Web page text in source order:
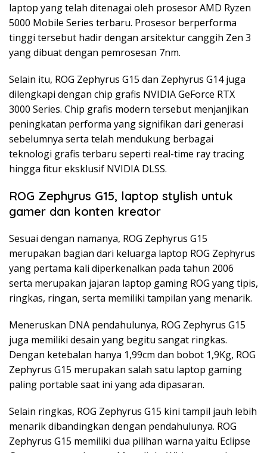
laptop yang telah ditenagai oleh prosesor AMD Ryzen
5000 Mobile Series terbaru. Prosesor berperforma
tinggi tersebut hadir dengan arsitektur canggih Zen 3
yang dibuat dengan pemrosesan 7nm.
Selain itu, ROG Zephyrus G15 dan Zephyrus G14 juga
dilengkapi dengan chip grafis NVIDIA GeForce RTX
3000 Series. Chip grafis modern tersebut menjanjikan
peningkatan performa yang signifikan dari generasi
sebelumnya serta telah mendukung berbagai
teknologi grafis terbaru seperti real-time ray tracing
hingga fitur eksklusif NVIDIA DLSS.
ROG Zephyrus G15, laptop stylish untuk
gamer dan konten kreator
Sesuai dengan namanya, ROG Zephyrus G15
merupakan bagian dari keluarga laptop ROG Zephyrus
yang pertama kali diperkenalkan pada tahun 2006
serta merupakan jajaran laptop gaming ROG yang tipis,
ringkas, ringan, serta memiliki tampilan yang menarik.
Meneruskan DNA pendahulunya, ROG Zephyrus G15
juga memiliki desain yang begitu sangat ringkas.
Dengan ketebalan hanya 1,99cm dan bobot 1,9Kg, ROG
Zephyrus G15 merupakan salah satu laptop gaming
paling portable saat ini yang ada dipasaran.
Selain ringkas, ROG Zephyrus G15 kini tampil jauh lebih
menarik dibandingkan dengan pendahulunya. ROG
Zephyrus G15 memiliki dua pilihan warna yaitu Eclipse